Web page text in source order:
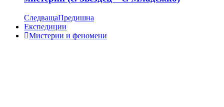
СледващаПредишна
Експедиции
Мистерии и феномени